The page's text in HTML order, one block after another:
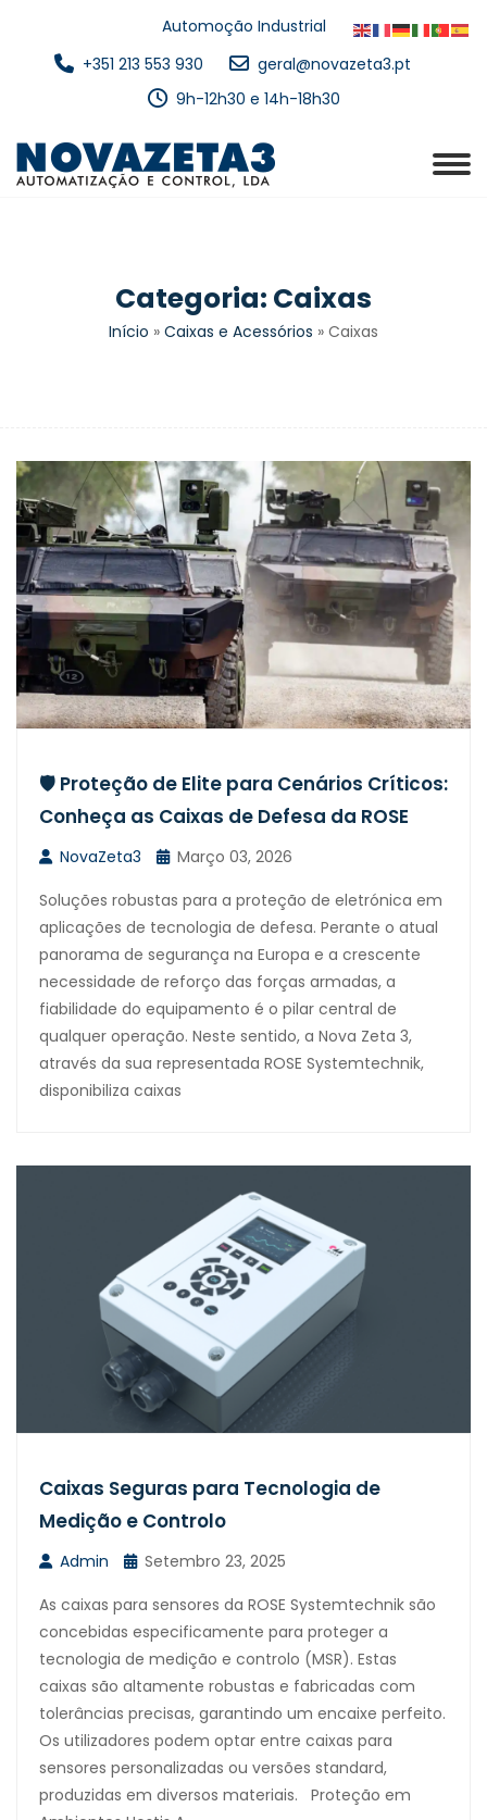
Automoção Industrial
+351 213 553 930
geral@novazeta3.pt
9h-12h30 e 14h-18h30
Categoria: Caixas
Início » Caixas e Acessórios » Caixas
🛡️ Proteção de Elite para Cenários Críticos:
Conheça as Caixas de Defesa da ROSE
NovaZeta3
Março 03, 2026
Soluções robustas para a proteção de eletrónica em
aplicações de tecnologia de defesa. Perante o atual
panorama de segurança na Europa e a crescente
necessidade de reforço das forças armadas, a
fiabilidade do equipamento é o pilar central de
qualquer operação. Neste sentido, a Nova Zeta 3,
através da sua representada ROSE Systemtechnik,
disponibiliza caixas
Caixas Seguras para Tecnologia de
Medição e Controlo
Admin
Setembro 23, 2025
As caixas para sensores da ROSE Systemtechnik são
concebidas especificamente para proteger a
tecnologia de medição e controlo (MSR). Estas
caixas são altamente robustas e fabricadas com
tolerâncias precisas, garantindo um encaixe perfeito.
Os utilizadores podem optar entre caixas para
sensores personalizadas ou versões standard,
produzidas em diversos materiais. Proteção em